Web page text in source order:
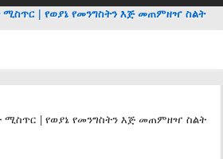
ሚስጥር | የወያኔ የመንግስትን እጅ መጠምዘዣ ስልት
ሚስጥር | የወያኔ የመንግስትን እጅ መጠምዘዣ ስልት